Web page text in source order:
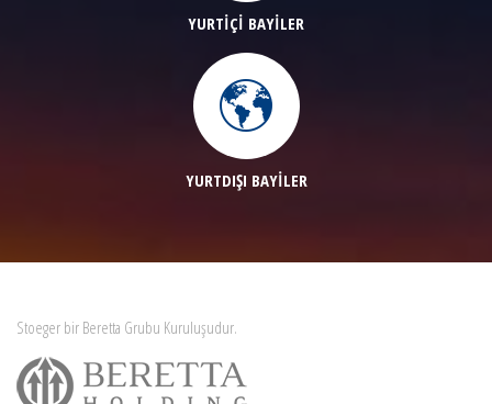
YURTİÇİ BAYİLER
YURTDIŞI BAYİLER
Stoeger bir Beretta Grubu Kuruluşudur.